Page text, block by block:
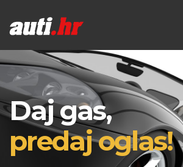
Daj gas,
predaj oglas!